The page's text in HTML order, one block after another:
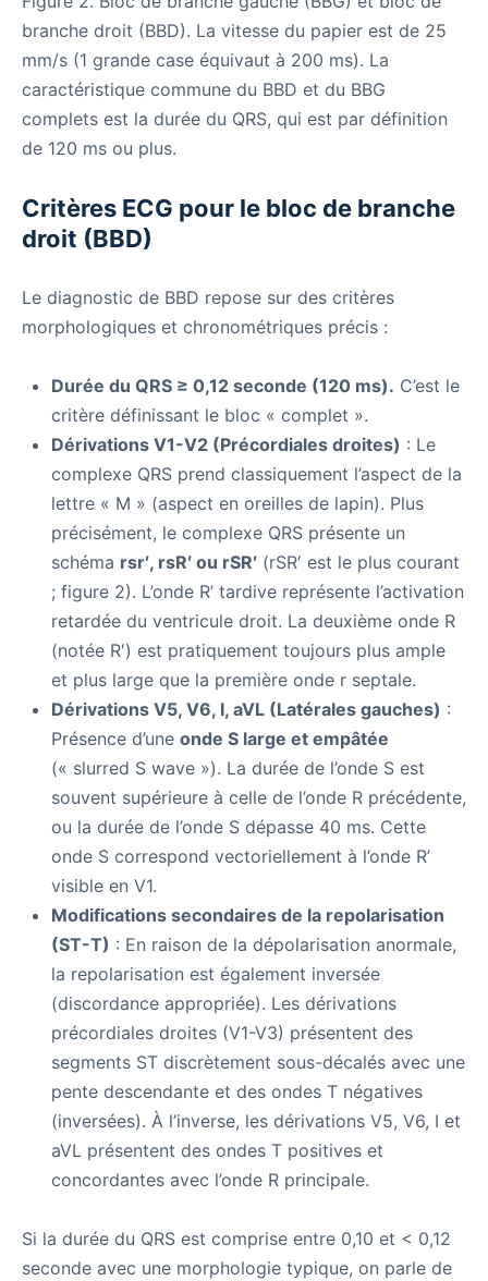
branche droit (BBD). La vitesse du papier est de 25
mm/s (1 grande case équivaut à 200 ms). La
caractéristique commune du BBD et du BBG
complets est la durée du QRS, qui est par définition
de 120 ms ou plus.
Critères ECG pour le bloc de branche
droit (BBD)
Le diagnostic de BBD repose sur des critères
morphologiques et chronométriques précis :
Durée du QRS ≥ 0,12 seconde (120 ms). C’est le
critère définissant le bloc « complet ».
Dérivations V1-V2 (Précordiales droites) : Le
complexe QRS prend classiquement l’aspect de la
lettre « M » (aspect en oreilles de lapin). Plus
précisément, le complexe QRS présente un
schéma rsr′, rsR′ ou rSR′ (rSR′ est le plus courant
; figure 2). L’onde R’ tardive représente l’activation
retardée du ventricule droit. La deuxième onde R
(notée R′) est pratiquement toujours plus ample
et plus large que la première onde r septale.
Dérivations V5, V6, I, aVL (Latérales gauches) :
Présence d’une onde S large et empâtée
(« slurred S wave »). La durée de l’onde S est
souvent supérieure à celle de l’onde R précédente,
ou la durée de l’onde S dépasse 40 ms. Cette
onde S correspond vectoriellement à l’onde R’
visible en V1.
Modifications secondaires de la repolarisation
(ST-T) : En raison de la dépolarisation anormale,
la repolarisation est également inversée
(discordance appropriée). Les dérivations
précordiales droites (V1-V3) présentent des
segments ST discrètement sous-décalés avec une
pente descendante et des ondes T négatives
(inversées). À l’inverse, les dérivations V5, V6, I et
aVL présentent des ondes T positives et
concordantes avec l’onde R principale.
Si la durée du QRS est comprise entre 0,10 et < 0,12
seconde avec une morphologie typique, on parle de